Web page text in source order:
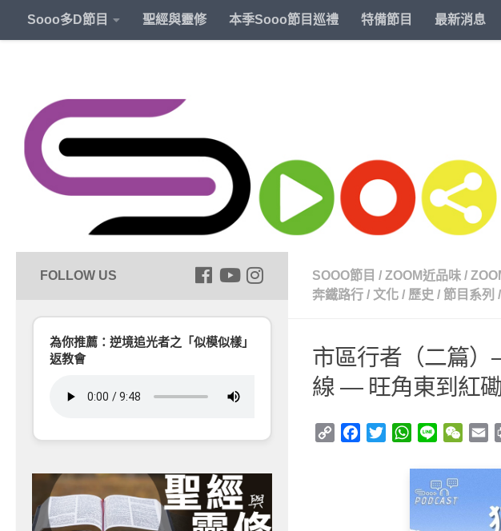
Sooo多D節目 聖經與靈修 本季Sooo節目巡禮 特備節目 最新消息
SOOO節目 / ZOOM近品味 /
奔鐵路行 / 文化 / 歷史 / 節目系列 /
市區行者（二篇
線 — 旺角東到紅磡
Copy
Facebook
TwitterWhatsApp
Line
為你推薦：逆境追光者之「似模似樣」
返教會